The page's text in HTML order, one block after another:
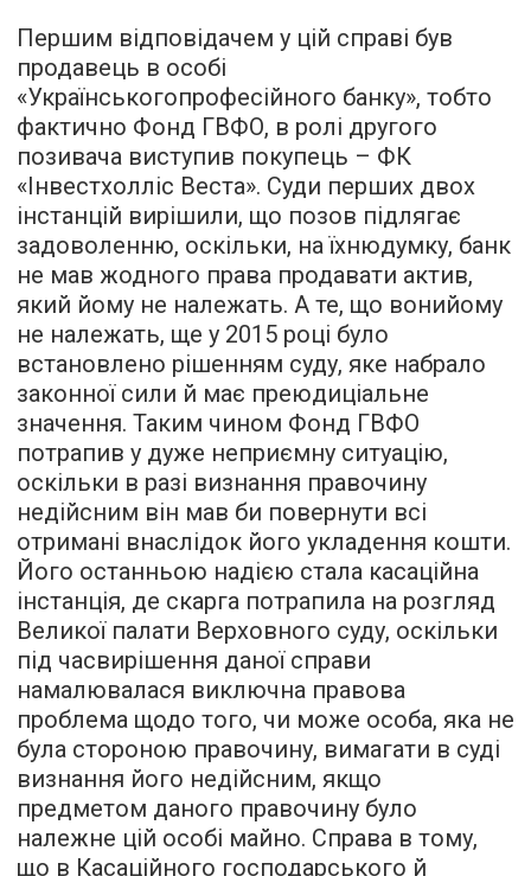
Першим відповідачем у цій справі був
продавець в особі
«Українськогопрофесійного банку», тобто
фактично Фонд ГВФО, в ролі другого
позивача виступив покупець – ФК
«Інвестхолліс Веста». Суди перших двох
інстанцій вирішили, що позов підлягає
задоволенню, оскільки, на їхнюдумку, банк
не мав жодного права продавати актив,
який йому не належать. А те, що вонийому
не належать, ще у 2015 році було
встановлено рішенням суду, яке набрало
законної сили й має преюдиціальне
значення. Таким чином Фонд ГВФО
потрапив у дуже неприємну ситуацію,
оскільки в разі визнання правочину
недійсним він мав би повернути всі
отримані внаслідок його укладення кошти.
Його останньою надією стала касаційна
інстанція, де скарга потрапила на розгляд
Великої палати Верховного суду, оскільки
під часвирішення даної справи
намалювалася виключна правова
проблема щодо того, чи може особа, яка не
була стороною правочину, вимагати в суді
визнання його недійсним, якщо
предметом даного правочину було
належне цій особі майно. Справа в тому,
що в Касаційного господарського й